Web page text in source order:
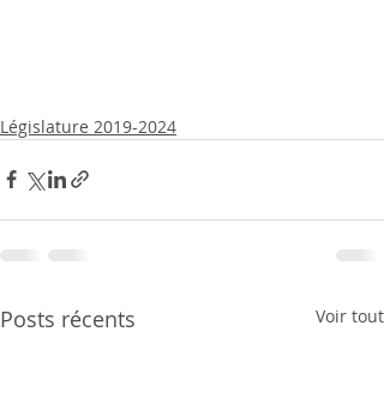
Législature 2019-2024
Posts récents Voir tout